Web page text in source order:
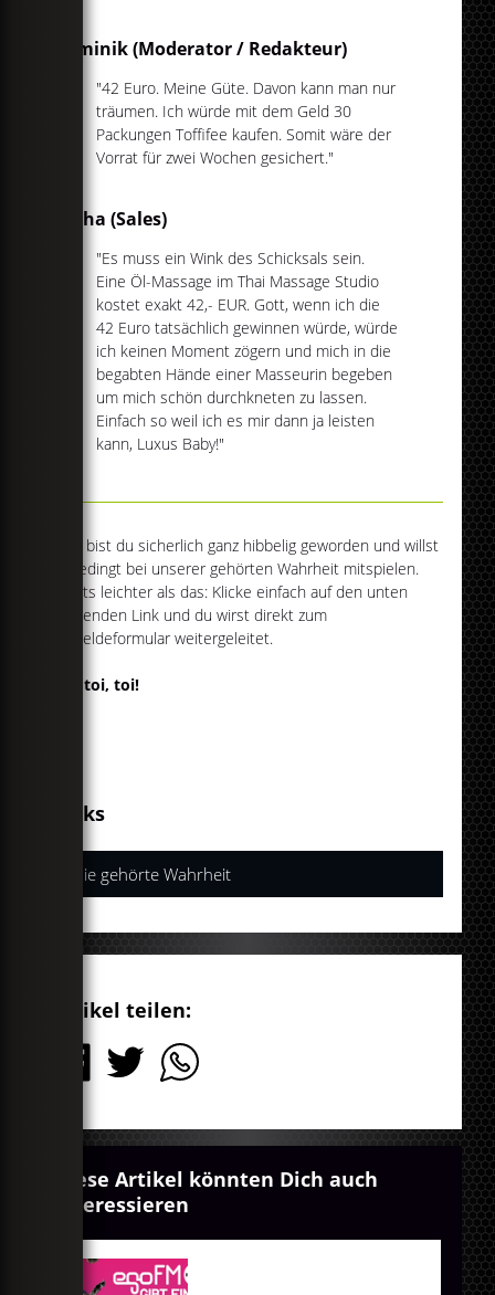
Dominik (Moderator / Redakteur)
"42 Euro. Meine Güte. Davon kann man nur
träumen. Ich würde mit dem Geld 30
Packungen Toffifee kaufen. Somit wäre der
Vorrat für zwei Wochen gesichert."
Katha (Sales)
"Es muss ein Wink des Schicksals sein.
Eine Öl-Massage im Thai Massage Studio
kostet exakt 42,- EUR. Gott, wenn ich die
42 Euro tatsächlich gewinnen würde, würde
ich keinen Moment zögern und mich in die
begabten Hände einer Masseurin begeben
um mich schön durchkneten zu lassen.
Einfach so weil ich es mir dann ja leisten
kann, Luxus Baby!"
Jetzt bist du sicherlich ganz hibbelig geworden und willst
unbedingt bei unserer gehörten Wahrheit mitspielen.
Nichts leichter als das: Klicke einfach auf den unten
stehenden Link und du wirst direkt zum
Anmeldeformular weitergeleitet.
Toi, toi, toi!
Links
Die gehörte Wahrheit
Artikel teilen:
Diese Artikel könnten Dich auch
interessieren